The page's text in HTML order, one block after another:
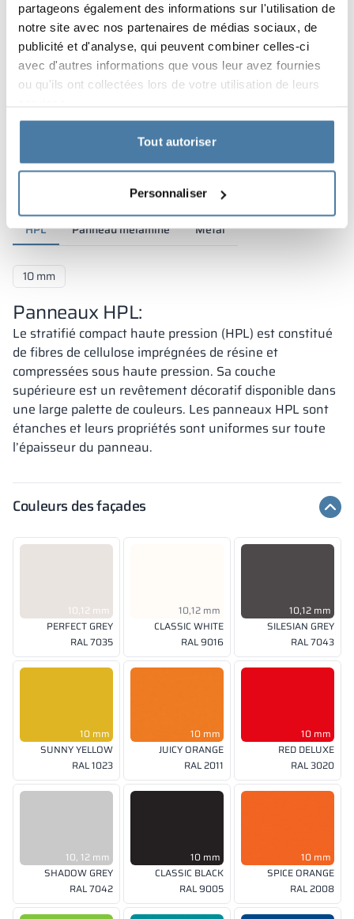
partageons également des informations sur l'utilisation de
notre site avec nos partenaires de médias sociaux, de
publicité et d'analyse, qui peuvent combiner celles-ci
avec d'autres informations que vous leur avez fournies
ou qu'ils ont collectées lors de votre utilisation de leurs
Tout autoriser
Personnaliser
Matériaux et couleurs
HPL Panneau mélaminé Métal
10 mm
Panneaux HPL:
Le stratifié compact haute pression (HPL) est constitué
de fibres de cellulose imprégnées de résine et
compressées sous haute pression. Sa couche
supérieure est un revêtement décoratif disponible dans
une large palette de couleurs. Les panneaux HPL sont
étanches et leurs propriétés sont uniformes sur toute
l’épaisseur du panneau.
Couleurs des façades
10,12 mm
PERFECT GREY
RAL 7035
10,12 mm
CLASSIC WHITE
RAL 9016
10,12 mm
SILESIAN GREY
RAL 7043
10 mm
SUNNY YELLOW
RAL 1023
10 mm
JUICY ORANGE
RAL 2011
10 mm
RED DELUXE
RAL 3020
10, 12 mm
SHADOW GREY
RAL 7042
10 mm
CLASSIC BLACK
RAL 9005
10 mm
SPICE ORANGE
RAL 2008